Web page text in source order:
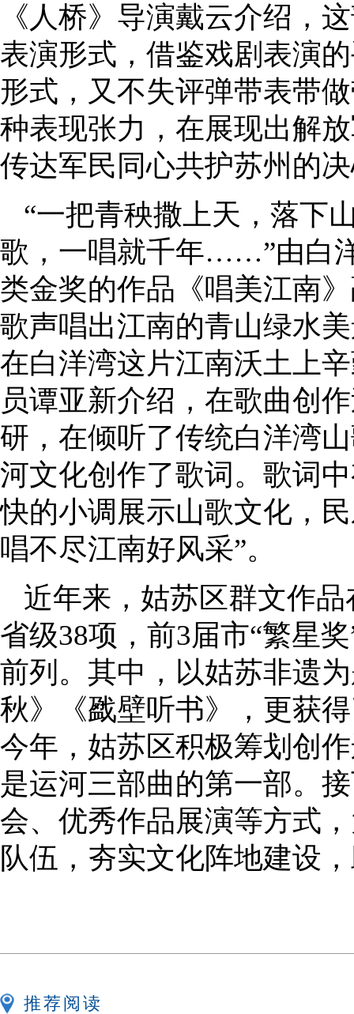
《人桥》导演戴云介绍，
表演形式，借鉴戏剧表演
形式，又不失评弹带表带
种表现张力，在展现出解
传达军民同心共护苏州的
“一把青秧撒上天，落下
歌，一唱就千年……”由白
类金奖的作品《唱美江南
歌声唱出江南的青山绿水
在白洋湾这片江南沃土上
员谭亚新介绍，在歌曲创
研，在倾听了传统白洋湾
河文化创作了歌词。歌词
快的小调展示山歌文化，
唱不尽江南好风采”。
近年来，姑苏区群文作
省级38项，前3届市“繁星
前列。其中，以姑苏非遗
秋》《戤壁听书》，更获
今年，姑苏区积极筹划创
是运河三部曲的第一部。
会、优秀作品展演等方式
队伍，夯实文化阵地建设
推荐阅读